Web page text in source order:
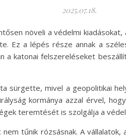
2025.07.18.
növeli a védelmi
Ez a lépés része annak a
a katonai felszereléseket
sürgette, mivel a geopolitikai
kormánya azzal érvel,
teremtését is szolgálja a
tűnik rózsásnak. A